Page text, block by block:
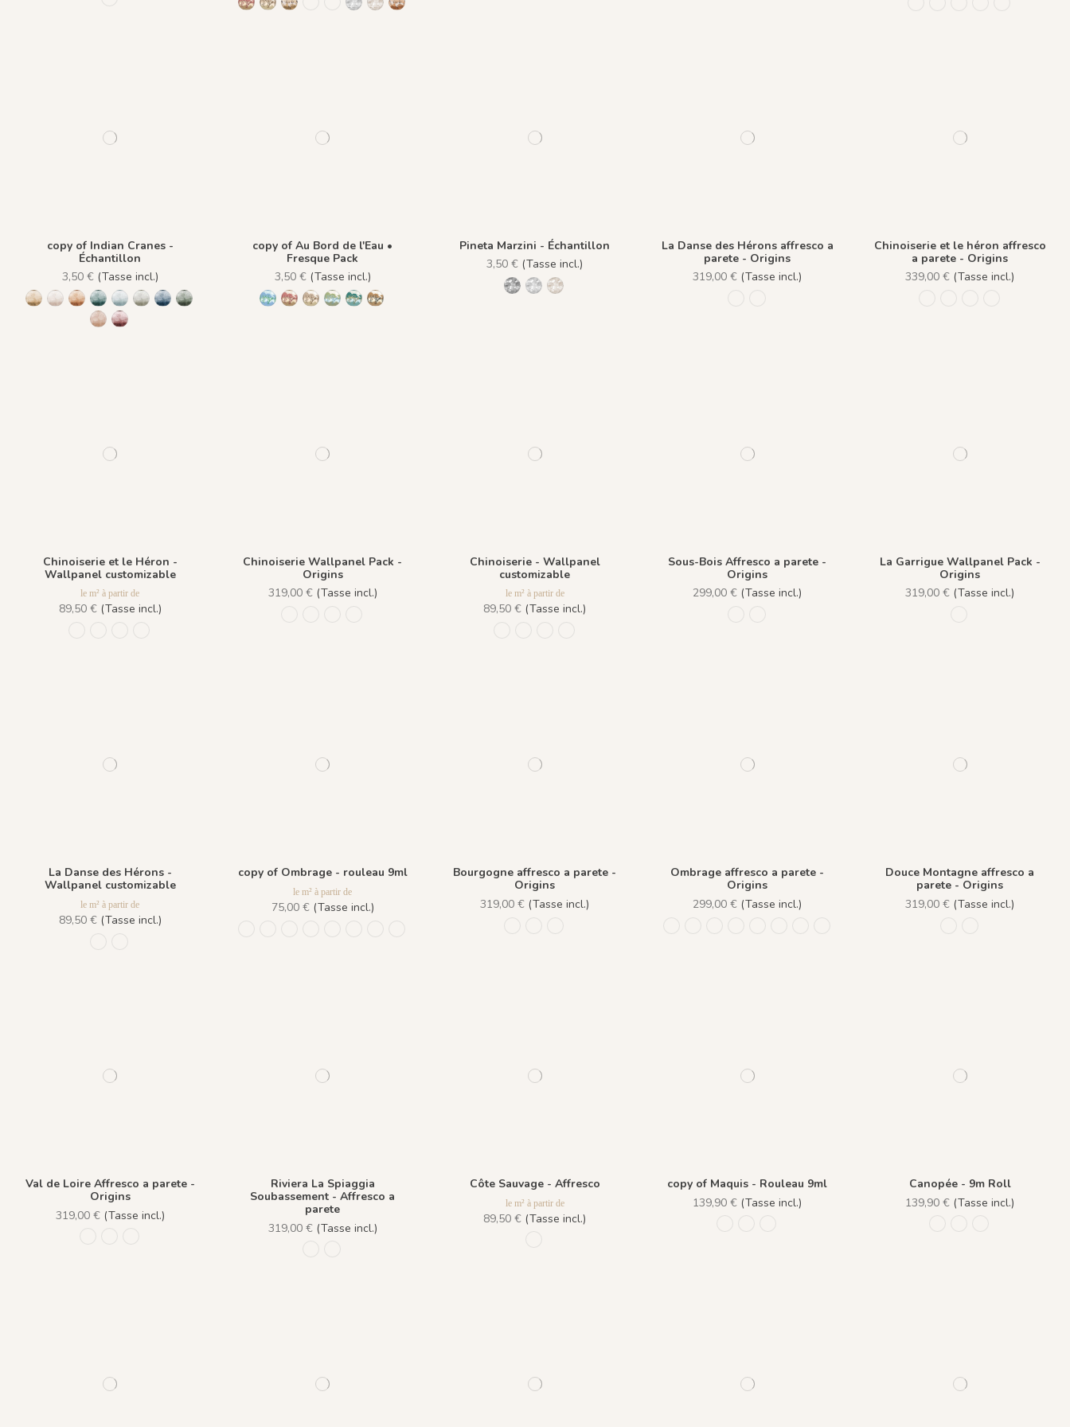
1430 Burgundy Gold
1432 Moonless Beige
1453 Cinq Grues - Gold Earth
1438 Plume Ivoire - Ocre Macchiato
1448 Saddle Mocca
1443 Grigio Cenere
1444 Marrone Mandorla
1464 - Cinq Grues - Burnt ochre
copy of Indian Cranes -
Échantillon
3,50 €(Tasse incl.)
1473 Trois Palmiers - Gold Earth
Trois Palmiers - Beige Feather 1485
Trois Palmiers - Burnt ochre 1486
Trois Palmiers - Emerald Stone 1487
Trois Palmiers - Gray Blue Eyes 1488
Trois Palmiers - Lichen Moss 1489
Trois Palmiers - Ocean Blue 1490
Trois Palmiers - Pewter Green 1491
Trois Palmiers - Sahara Ochre 1492
Trois Palmiers - Small Plum 1493
copy of Au Bord de l'Eau •
Fresque Pack
3,50 €(Tasse incl.)
1431 BabyBlue
1430 Burgundy Gold
1432 Moonless Beige
1433 Olive Green
1434 Teal Blue
1435 Warm Brown
Pineta Marzini - Échantillon
3,50 € (Tasse incl.)
1445 Legno Nero
1443 Grigio Cenere
1444 Marrone Mandorla
La Danse des Hérons affresco a
parete - Origins
319,00 € (Tasse incl.)
Chinoiserie et le héron affresco
a parete - Origins
339,00 € (Tasse incl.)
Chinoiserie et le Héron -
Wallpanel customizable
le m² à partir de
89,50 €(Tasse incl.)
Chinoiserie Wallpanel Pack -
Origins
319,00 €(Tasse incl.)
Chinoiserie - Wallpanel
customizable
le m² à partir de
89,50 € (Tasse incl.)
Sous-Bois Affresco a parete -
Origins
299,00 € (Tasse incl.)
La Garrigue Wallpanel Pack -
Origins
319,00 € (Tasse incl.)
La Danse des Hérons -
Wallpanel customizable
le m² à partir de
89,50 €(Tasse incl.)
copy of Ombrage - rouleau 9ml
le m² à partir de
75,00 €(Tasse incl.)
Bourgogne affresco a parete -
Origins
319,00 € (Tasse incl.)
Ombrage affresco a parete -
Origins
299,00 € (Tasse incl.)
Douce Montagne affresco a
parete - Origins
319,00 € (Tasse incl.)
Val de Loire Affresco a parete -
Origins
319,00 €(Tasse incl.)
Riviera La Spiaggia
Soubassement - Affresco a
parete
319,00 €(Tasse incl.)
Côte Sauvage - Affresco
le m² à partir de
89,50 € (Tasse incl.)
copy of Maquis - Rouleau 9ml
139,90 € (Tasse incl.)
Canopée - 9m Roll
139,90 € (Tasse incl.)